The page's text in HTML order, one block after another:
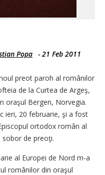
Popa - 21 Feb 2011
preot paroh al românilor
de la Curtea de Argeş,
oraşul Bergen, Norvegia.
ieri, 20 februarie, şi a fost
ortodox român al
sobor de preoţi.
al Europei de Nord m-a
românilor din oraşul